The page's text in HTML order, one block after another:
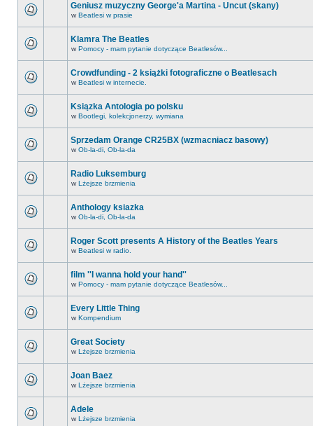
Geniusz muzyczny George'a Martina - Uncut (skany)
w Beatlesi w prasie
Klamra The Beatles
w Pomocy - mam pytanie dotyczące Beatlesów...
Crowdfunding - 2 książki fotograficzne o Beatlesach
w Beatlesi w internecie.
Ksiązka Antologia po polsku
w Bootlegi, kolekcjonerzy, wymiana
Sprzedam Orange CR25BX (wzmacniacz basowy)
w Ob-la-di, Ob-la-da
Radio Luksemburg
w Lżejsze brzmienia
Anthology ksiazka
w Ob-la-di, Ob-la-da
Roger Scott presents A History of the Beatles Years
w Beatlesi w radio.
film ''I wanna hold your hand''
w Pomocy - mam pytanie dotyczące Beatlesów...
Every Little Thing
w Kompendium
Great Society
w Lżejsze brzmienia
Joan Baez
w Lżejsze brzmienia
Adele
w Lżejsze brzmienia